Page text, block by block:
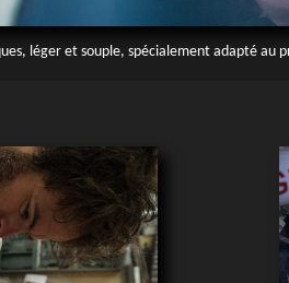
léger et souple, spécialement adapté au